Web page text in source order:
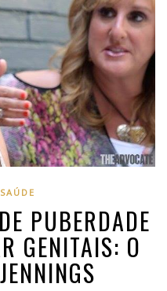
PUBERDADE
GENITAIS: O